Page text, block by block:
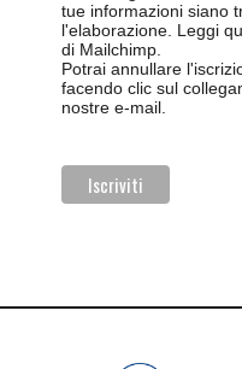
tue informazioni siano
l'elaborazione. Leggi
di Mailchimp.
Potrai annullare
facendo clic sul
nostre e-mail.